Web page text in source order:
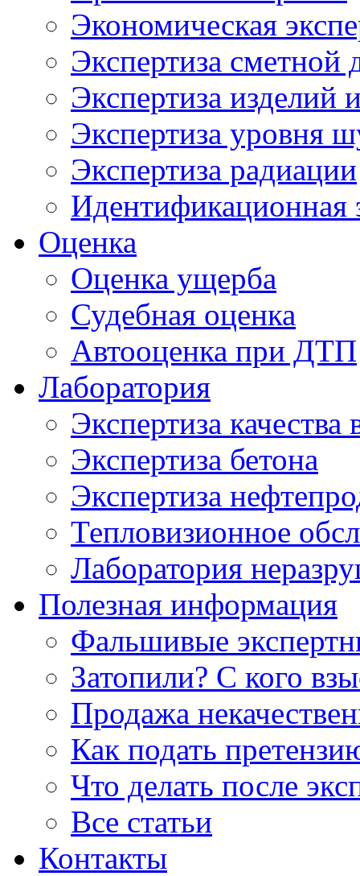
Экономическая
Экспертиза сметной
Экспертиза изделий
Экспертиза уровня
Экспертиза радиации
Идентификационная
Оценка
Оценка ущерба
Судебная оценка
Автооценка при ДТП
Лаборатория
Экспертиза качества
Экспертиза бетона
Экспертиза
Тепловизионное
Лаборатория
Полезная информация
Фальшивые
Затопили? С кого
Продажа
Как подать
Что делать после
Все статьи
Контакты